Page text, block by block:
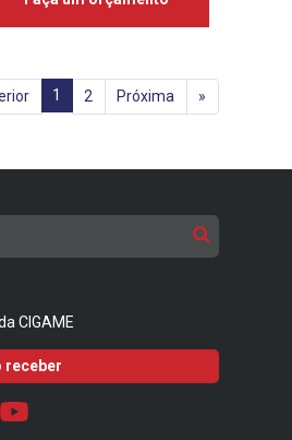
1 2 Próxima »
CIGAME
receber